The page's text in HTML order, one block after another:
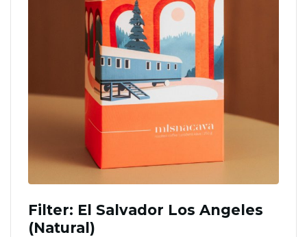
Filter: El Salvador Los Angeles
(Natural)